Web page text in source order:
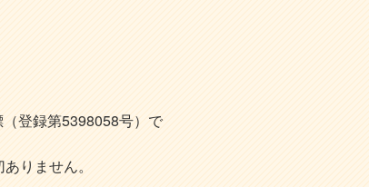
登録第5398058号）で
りません。